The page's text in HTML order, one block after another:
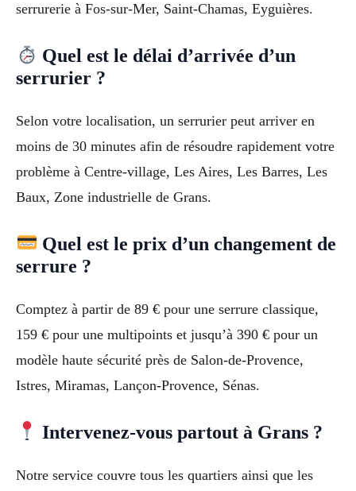
serrurerie à Fos-sur-Mer, Saint-Chamas, Eyguières.
Quel est le délai d’arrivée d’un
serrurier ?
Selon votre localisation, un serrurier peut arriver en
moins de 30 minutes afin de résoudre rapidement votre
problème à Centre-village, Les Aires, Les Barres, Les
Baux, Zone industrielle de Grans.
Quel est le prix d’un changement de
serrure ?
Comptez à partir de 89 € pour une serrure classique,
159 € pour une multipoints et jusqu’à 390 € pour un
modèle haute sécurité près de Salon-de-Provence,
Istres, Miramas, Lançon-Provence, Sénas.
Intervenez-vous partout à Grans ?
Notre service couvre tous les quartiers ainsi que les